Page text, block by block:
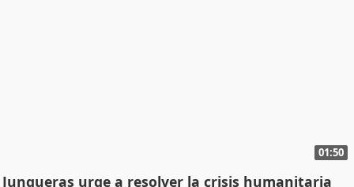
01:50
Junqueras urge a resolver la crisis humanitaria